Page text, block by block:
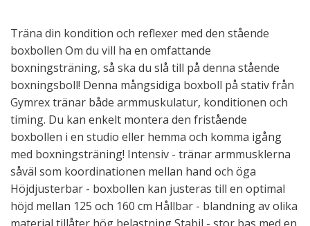
Träna din kondition och reflexer med den stående
boxbollen Om du vill ha en omfattande
boxningsträning, så ska du slå till på denna stående
boxningsboll! Denna mångsidiga boxboll på stativ från
Gymrex tränar både armmuskulatur, konditionen och
timing. Du kan enkelt montera den fristående
boxbollen i en studio eller hemma och komma igång
med boxningsträning! Intensiv - tränar armmusklerna
såväl som koordinationen mellan hand och öga
Höjdjusterbar - boxbollen kan justeras till en optimal
höjd mellan 125 och 160 cm Hållbar - blandning av olika